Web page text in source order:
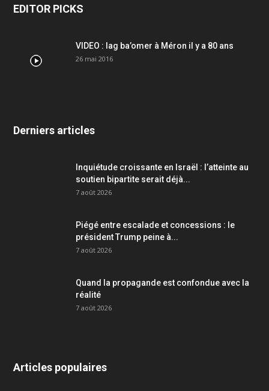
EDITOR PICKS
VIDEO : lag ba’omer à Méron il y a 80 ans
26 mai 2016
Derniers articles
Inquiétude croissante en Israël : l’atteinte au
soutien bipartite serait déjà...
7 août 2026
Piégé entre escalade et concessions : le
président Trump peine à...
7 août 2026
Quand la propagande est confondue avec la
réalité
7 août 2026
Articles populaires